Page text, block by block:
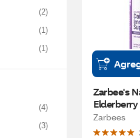
(2)
(1)
(1)
(4)
(3)
Zarbee's
Vitamin C
Gummies
Zarbees